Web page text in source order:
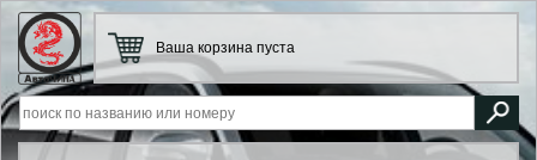
Ваша корзина пуста